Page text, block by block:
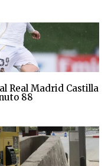
Real Madrid Castilla
88